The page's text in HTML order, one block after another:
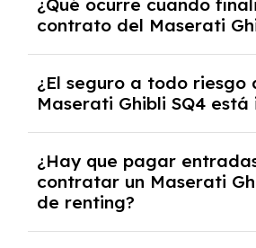
contrato y puede variar entre
30,000 km anuales. Si
puede haber un cargo
¿Qué ocurre cuando
contrato del Maserati
coche, renovarlo por uno
casos, comprarlo a un precio
acordado.
¿El seguro a todo riesgo
Maserati Ghibli SQ4 está
Maserati Ghibli SQ4 con el
riesgo sin franquicia incluido
cuotas mensuales.
¿Hay que pagar
contratar un Maserati
de renting?